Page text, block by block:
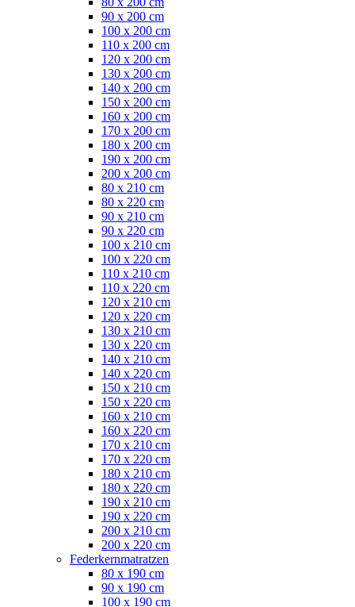
90 x 200 cm
100 x 200 cm
110 x 200 cm
120 x 200 cm
130 x 200 cm
140 x 200 cm
150 x 200 cm
160 x 200 cm
170 x 200 cm
180 x 200 cm
190 x 200 cm
200 x 200 cm
80 x 210 cm
80 x 220 cm
90 x 210 cm
90 x 220 cm
100 x 210 cm
100 x 220 cm
110 x 210 cm
110 x 220 cm
120 x 210 cm
120 x 220 cm
130 x 210 cm
130 x 220 cm
140 x 210 cm
140 x 220 cm
150 x 210 cm
150 x 220 cm
160 x 210 cm
160 x 220 cm
170 x 210 cm
170 x 220 cm
180 x 210 cm
180 x 220 cm
190 x 210 cm
190 x 220 cm
200 x 210 cm
200 x 220 cm
Federkernmatratzen
80 x 190 cm
90 x 190 cm
100 x 190 cm